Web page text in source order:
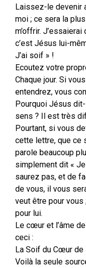
Laissez-le devenir
moi ; ce sera la
m’offrir.
c’est Jésus lui-
J’ai soif » !
Ecoutez votre
Chaque jour. Si
entendrez, vous
Pourquoi Jésus
sens ? Il est très
Pourtant, si vous
cette lettre, que ce
parole beaucoup
simplement dit «
saurez pas, et de
de vous, il vous
veut être pour vous
pour lui.
Le cœur et l’âme
ceci :
La Soif du Cœur de
Voilà la seule